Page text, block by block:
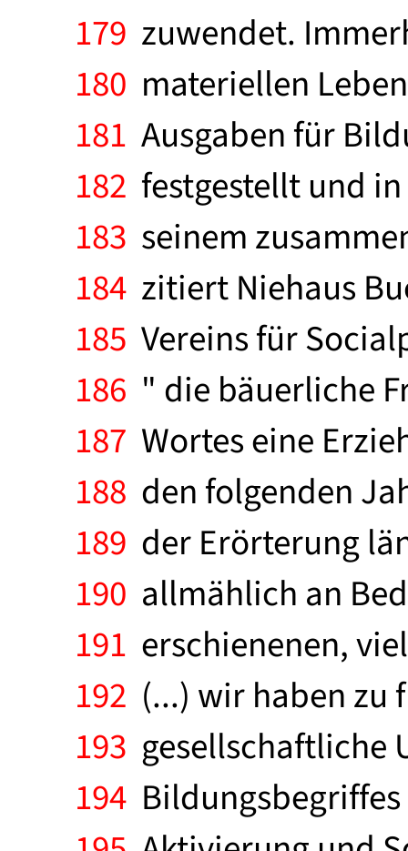
179 zuwendet.
180 materiellen
181 Ausgaben für
182 festgestellt und
183 seinem
184 zitiert Niehaus
185 Vereins für
186 " die bäuerliche
187 Wortes eine
188 den folgenden
189 der Erörterung
190 allmählich an
191 erschienenen,
192 (...) wir haben zu
193 gesellschaftliche
194